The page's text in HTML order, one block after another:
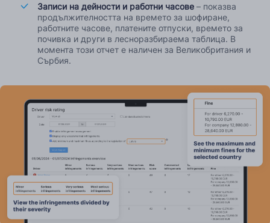
Записи на дейности и работни часове – показва
продължителността на времето за шофиране,
работните часове, платените отпуски, времето за
почивка и други в лесноразбираема таблица. В
момента този отчет е наличен за Великобритания и
Сърбия.